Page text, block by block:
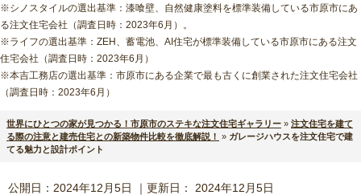
※シノスタイルの選出基準：漆喰壁、自然健康塗料を標準装備している市原市にあ
る注文住宅会社（調査日時：2023年6月）。
※ライフの選出基準：ZEH、蓄電池、AI住宅が標準装備している市原市にある注文
住宅会社（調査日時：2023年6月）
※本吉工務店の選出基準：市原市にある企業で最も古くに創業された注文住宅会社
（調査日時：2023年6月）
世界にひとつの家が見つかる！市原市のステキな注文住宅ギャラリー » 注文住宅を建て
る際の注意と建売住宅との新築物件比較を徹底解説！ » ガレージハウスを注文住宅で建
てる魅力と設計ポイント
公開日： 2024年12月5日 ｜更新日： 2024年12月5日